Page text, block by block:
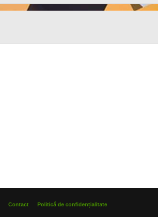
Contact Politică de confidențialitate